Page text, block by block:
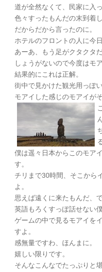
道が全然なくて、民家に入
色々すったもんだの末到着
だからだから言ったのに。
ホテルのフロントの人に今
あーあ、もう足がクタクタ
しょうがないので今度はモ
結果的にこれは正解。
街中で見かけた観光用っぽ
モアイした感じのモアイが
僕は遥々日本からこのモア
す。
チリまで30時間、そこから
よ。
思えば遠くに来たもんだ、で
英語もろくすっぽ話せない
ゲームの中で見るモアイを
すよ。
感無量ですわ、ほんまに。
嬉しい限りです。
そんなこんなでたっぷりと